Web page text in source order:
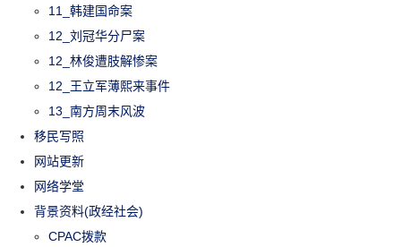
11_韩建国命案
12_刘冠华分尸案
12_林俊遭肢解惨案
12_王立军薄熙来事件
13_南方周末风波
移民写照
网站更新
网络学堂
背景资料(政经社会)
CPAC拨款